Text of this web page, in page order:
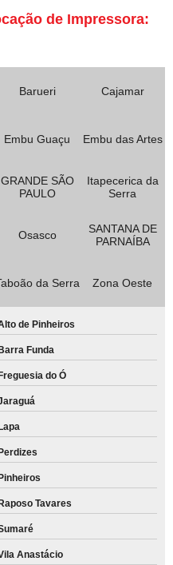
de Impressora:
Barueri Cajamar
Embu Guaçu Embu das Artes
GRANDE SÃO
PAULO
Itapecerica da
Serra
Osasco
SANTANA DE
PARNAÍBA
da Serra Zona Oeste
de Pinheiros
Funda
do Ó
Tavares
Anastácio